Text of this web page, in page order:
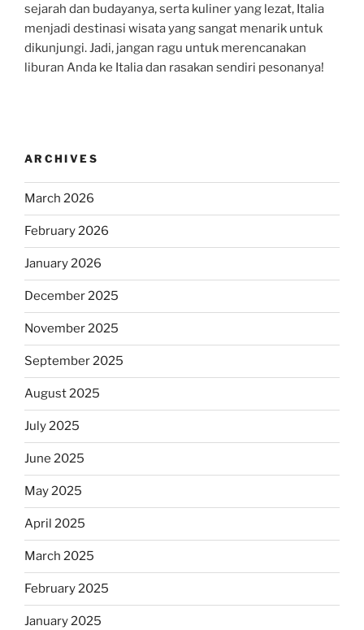
sejarah dan budayanya, serta kuliner yang lezat, Italia
menjadi destinasi wisata yang sangat menarik untuk
dikunjungi. Jadi, jangan ragu untuk merencanakan
liburan Anda ke Italia dan rasakan sendiri pesonanya!
ARCHIVES
March 2026
February 2026
January 2026
December 2025
November 2025
September 2025
August 2025
July 2025
June 2025
May 2025
April 2025
March 2025
February 2025
January 2025